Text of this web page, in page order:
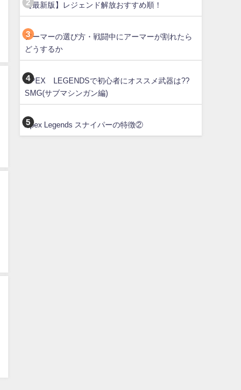
【最新版】レジェンド解放おすすめ順！
アーマーの選び方・戦闘中にアーマーが割れたら
どうするか
APEX LEGENDSで初心者にオススメ武器は??
SMG(サブマシンガン編)
Apex Legends スナイパーの特徴②